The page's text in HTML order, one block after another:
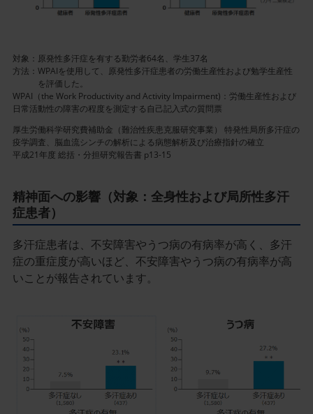
像
対象： 原発性多汗症を有する勤労者64名、学生37名
方法： WPAIを使用して、原発性多汗症患者の労働生産性および勉学生産性
を評価した。
WPAI（the Work Productivity and Activity Impairment)：労働生産性および
日常活動性の障害の程度を測定する自己記入式の質問票
厚生労働科学研究費補助金（難治性疾患克服研究事業） 特発性局所多汗症の
疫学調査、脳血流シンチの解析による病態解析及び治療指針の確立
平成21年度 総括・分担研究報告書 p13-15
精神面への影響（対象：全身性および局所性多汗
症患者）
多汗症患者は、不安障害やうつ病の有病率が高く、多汗
症の重症度が高いほど、不安障害やうつ病の有病率が高
いことが報告されています。
事
／
イ